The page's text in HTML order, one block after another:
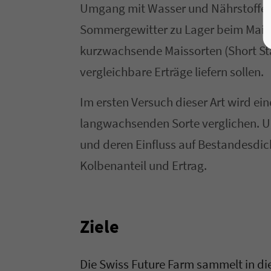
Umgang mit Wasser und
Sommergewitter zu Lager beim
kurzwachsende Maissorten (Short
vergleichbare Erträge liefern sollen.
Im ersten Versuch dieser Art wird
langwachsenden Sorte verglichen.
und deren Einfluss auf
Kolbenanteil und Ertrag.
Ziele
Die Swiss Future Farm sammelt in